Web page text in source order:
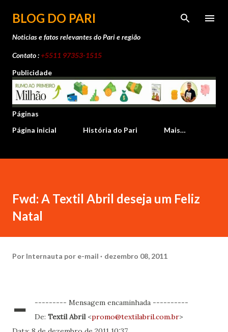
Pular para o conteúdo principal
BLOG DO PARI
Noticias e fatos relevantes do Pari e região
Contato :+5511 97353-1515
Publicidade
Páginas
Página inicial
História do Pari Mais…
Fwd: A Textil Abril deseja um Feliz
Natal
Por Internauta por e-mail dezembro 08, 2011
-
--------- Mensagem encaminhada ----------
De: Textil Abril <promo@textilabril.com.br>